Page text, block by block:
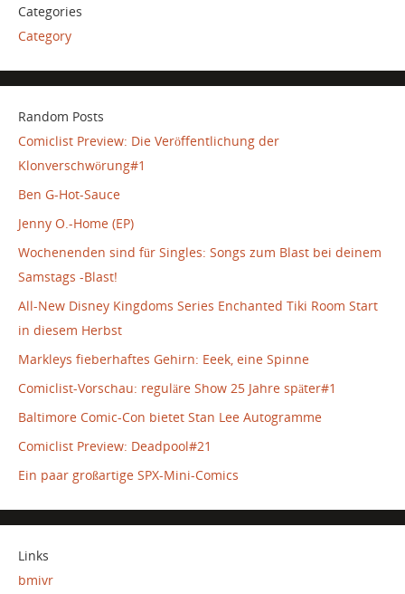
Categories
Category
Random Posts
Comiclist Preview: Die Veröffentlichung der
Klonverschwörung#1
Ben G-Hot-Sauce
Jenny O.-Home (EP)
Wochenenden sind für Singles: Songs zum Blast bei deinem
Samstags -Blast!
All-New Disney Kingdoms Series Enchanted Tiki Room Start
in diesem Herbst
Markleys fieberhaftes Gehirn: Eeek, eine Spinne
Comiclist-Vorschau: reguläre Show 25 Jahre später#1
Baltimore Comic-Con bietet Stan Lee Autogramme
Comiclist Preview: Deadpool#21
Ein paar großartige SPX-Mini-Comics
Links
bmivr